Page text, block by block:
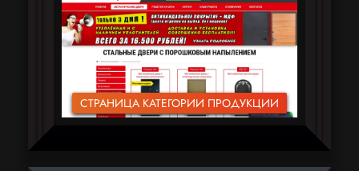
СТРАНИЦА КАТЕГОРИИ ПРОДУКЦИИ